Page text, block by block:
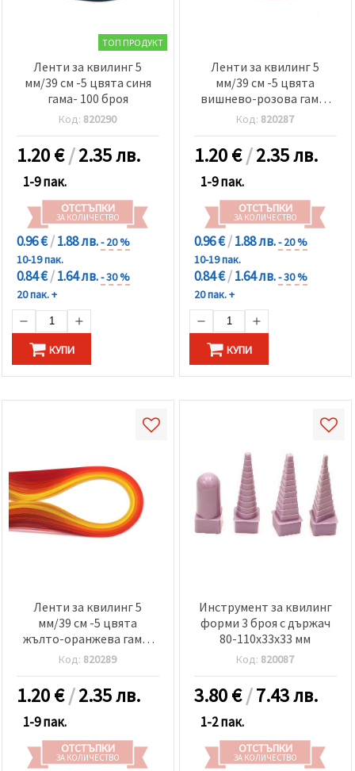
ТОП ПРОДУКТ
Ленти за квилинг 5
мм/39 см -5 цвята синя
гама- 100 броя
Код: 820290
1.20€/2.35 лв.
1-9 пак.
ОТСТЪПКИ
ЗА КОЛИЧЕСТВО
0.96 €/1.88 лв.- 20 %
10-19 пак.
0.84 €/1.64 лв.- 30 %
20 пак. +
КУПИ
Ленти за квилинг 5
мм/39 см -5 цвята
вишнево-розова гама-
100 броя
Код: 820287
1.20€/2.35 лв.
1-9 пак.
ОТСТЪПКИ
ЗА КОЛИЧЕСТВО
0.96 €/1.88 лв.- 20 %
10-19 пак.
0.84 €/1.64 лв.- 30 %
20 пак. +
КУПИ
Ленти за квилинг 5
мм/39 см -5 цвята
жълто-оранжева гама-
100 броя
Код: 820289
1.20€/2.35 лв.
1-9 пак.
ОТСТЪПКИ
ЗА КОЛИЧЕСТВО
Инструмент за квилинг
форми 3 броя с държач
80-110x33x33 мм
Код: 820087
3.80€/7.43 лв.
1-2 пак.
ОТСТЪПКИ
ЗА КОЛИЧЕСТВО